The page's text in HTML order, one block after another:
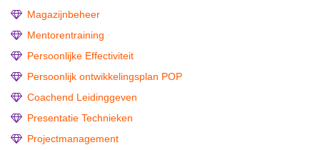
Magazijnbeheer
Mentorentraining
Persoonlijke Effectiviteit
Persoonlijk ontwikkelingsplan POP
Coachend Leidinggeven
Presentatie Technieken
Projectmanagement